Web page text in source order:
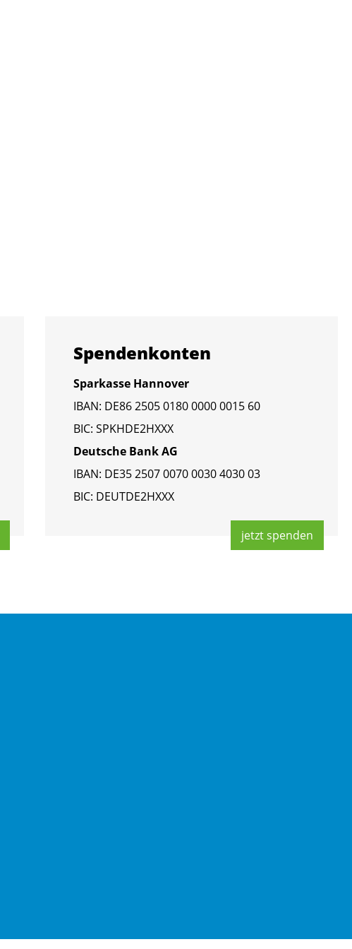
Spen­den­kon­ten
Spar­kas­se Han­no­ver
IBAN: DE86 2505 0180 0000 0015 60
BIC: SPKHDE2HXXX
Deut­sche Bank AG
IBAN: DE35 2507 0070 0030 4030 03
BIC: DEUT­DE2HXXX
jetzt spen­den